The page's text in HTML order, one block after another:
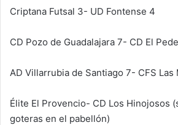
Criptana Futsal 3- UD Fontense 4
CD Pozo de Guadalajara 7- CD El
AD Villarrubia de Santiago 7- CFS Las
Élite El Provencio- CD Los Hinojosos
goteras en el pabellón)